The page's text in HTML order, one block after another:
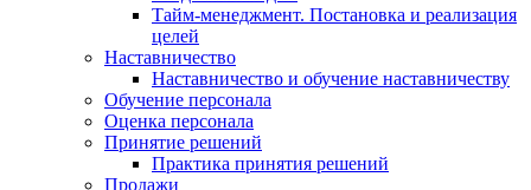
Тайм-менеджмент. Постановка и реализация
целей
Наставничество
Наставничество и обучение наставничеству
Обучение персонала
Оценка персонала
Принятие решений
Практика принятия решений
Продажи